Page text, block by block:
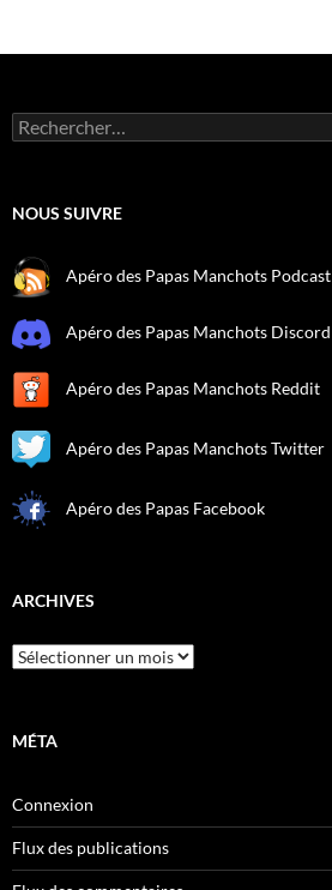
Rechercher :
NOUS SUIVRE
Apéro des Papas Manchots Podcast
Apéro des Papas Manchots Discord
Apéro des Papas Manchots Reddit
Apéro des Papas Manchots Twitter
Apéro des Papas Facebook
ARCHIVES
Archives
MÉTA
Connexion
Flux des publications